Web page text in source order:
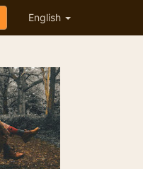
English